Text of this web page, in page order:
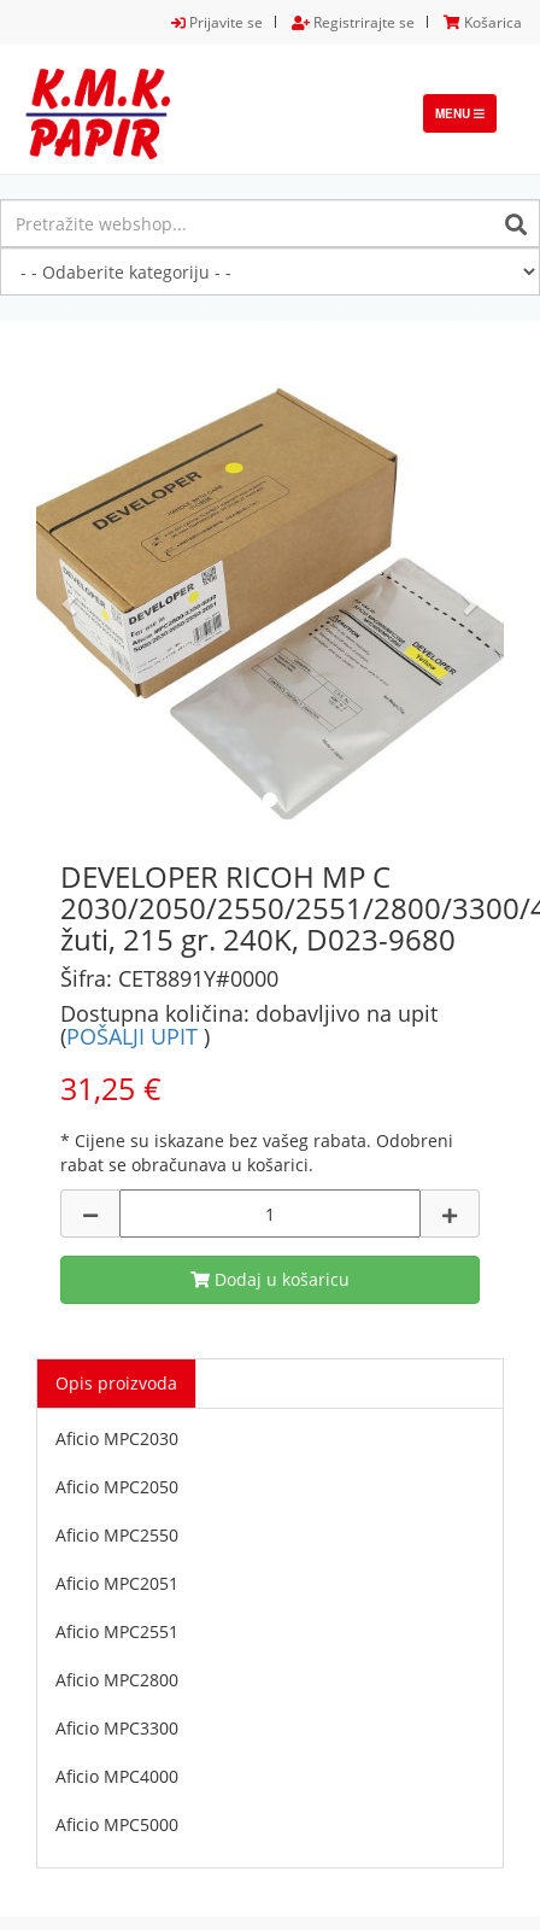
Prijavite se Registrirajte se Košarica
TOGGLE
NAVIGATION
MENU
DEVELOPER RICOH MP C
2030/2050/2550/2551/2800/3300/
žuti, 215 gr. 240K, D023-9680
Šifra: CET8891Y#0000
Dostupna količina: dobavljivo na upit
(POŠALJI UPIT )
31,25 €
* Cijene su iskazane bez vašeg rabata. Odobreni
rabat se obračunava u košarici.
Dodaj u košaricu
Opis proizvoda
Aficio MPC2030
Aficio MPC2050
Aficio MPC2550
Aficio MPC2051
Aficio MPC2551
Aficio MPC2800
Aficio MPC3300
Aficio MPC4000
Aficio MPC5000